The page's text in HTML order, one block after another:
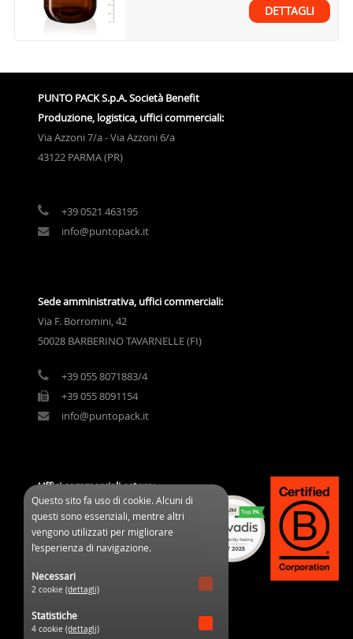
DETTAGLI
PUNTO PACK S.p.A. Società Benefit
Produzione, logistica, uffici commerciali:
Via Azzoni 7/a - Via Azzoni 6/a
43122 PARMA (PR)
+39 0521 463195
info@puntopack.it
Sede amministrativa, uffici commerciali:
Via F. Borromini, 42
50028 BARBERINO TAVARNELLE (FI)
+39 055 8071883/4
+39 055 8091154
info@puntopack.it
Uffici commerciali estero:
3 Cours des Clos Durs
03800 Gannat (France)
commercial@ppifrance.com
Questo sito fa uso di cookie. Alcuni di
questi sono essenziali, mentre altri
vengono utilizzati per migliorare
l’esperienza di navigazione.
Necessari
2 cookie (dettagli)
Statistiche
4 cookie (dettagli)